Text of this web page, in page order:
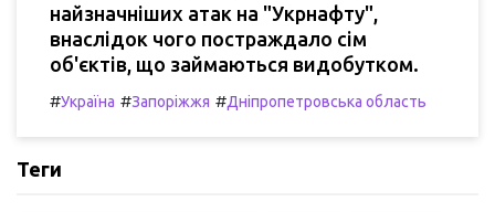
найзначніших атак на "Укрнафту",
внаслідок чого постраждало сім
об'єктів, що займаються видобутком.
#Україна #Запоріжжя #Дніпропетровська область
Теги